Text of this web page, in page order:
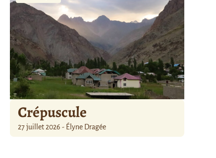
Crépuscule
27 juillet 2026 - Élyne Dragée